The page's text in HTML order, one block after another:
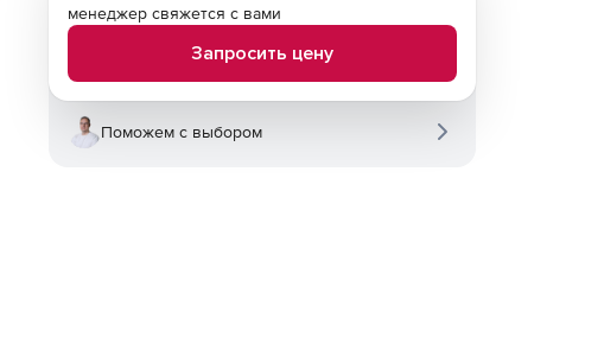
менеджер свяжется с вами
Запросить цену
Поможем с выбором